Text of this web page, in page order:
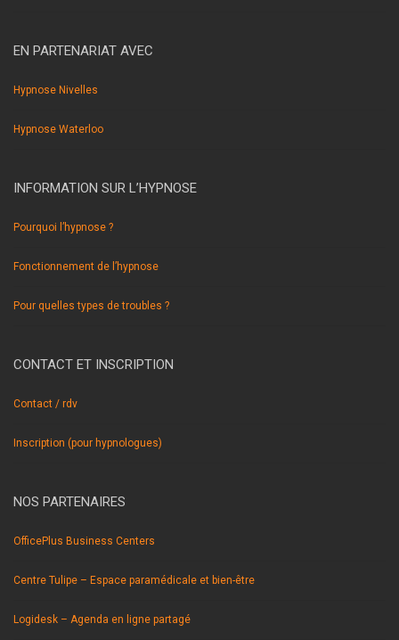
EN PARTENARIAT AVEC
Hypnose Nivelles
Hypnose Waterloo
INFORMATION SUR L’HYPNOSE
Pourquoi l’hypnose ?
Fonctionnement de l’hypnose
Pour quelles types de troubles ?
CONTACT ET INSCRIPTION
Contact / rdv
Inscription (pour hypnologues)
NOS PARTENAIRES
OfficePlus Business Centers
Centre Tulipe – Espace paramédicale et bien-être
Logidesk – Agenda en ligne partagé